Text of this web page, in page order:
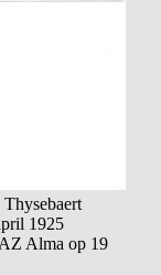
1925
Alma op 19